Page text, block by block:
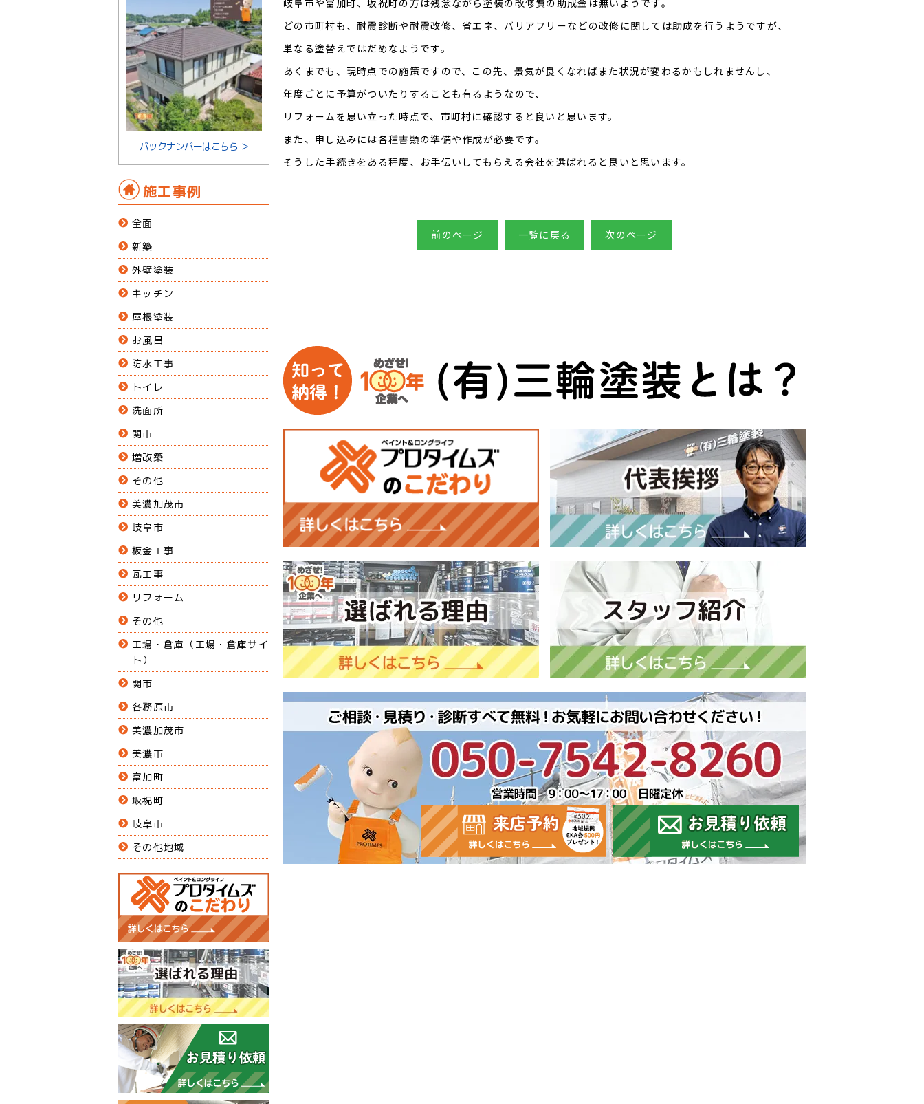
岐阜市や富加町、坂祝町の方は残念ながら塗装の改修費の助成金は無いようです。
どの市町村も、耐震診断や耐震改修、省エネ、バリアフリーなどの改修に関しては助成を行うようですが、
単なる塗替えではだめなようです。
あくまでも、現時点での施策ですので、この先、景気が良くなればまた状況が変わるかもしれませんし、
年度ごとに予算がついたりすることも有るようなので、
リフォームを思い立った時点で、市町村に確認すると良いと思います。
また、申し込みには各種書類の準備や作成が必要です。
そうした手続きをある程度、お手伝いしてもらえる会社を選ばれると良いと思います。
前のページ 一覧に戻る 次のページ
バックナンバーはこちら ＞
施工事例
全面
新築
外壁塗装
キッチン
屋根塗装
お風呂
防水工事
トイレ
洗面所
関市
増改築
その他
美濃加茂市
岐阜市
板金工事
瓦工事
リフォーム
その他
工場・倉庫（工場・倉庫サイ
ト）
関市
各務原市
美濃加茂市
美濃市
富加町
坂祝町
岐阜市
その他地域